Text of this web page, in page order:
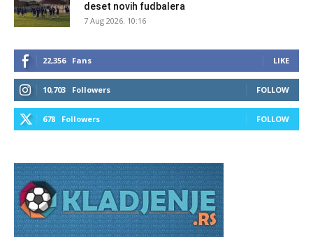
deset novih fudbalera
7 Aug 2026. 10:16
22,356 Fans LIKE
10,703 Followers FOLLOW
678 Followers FOLLOW